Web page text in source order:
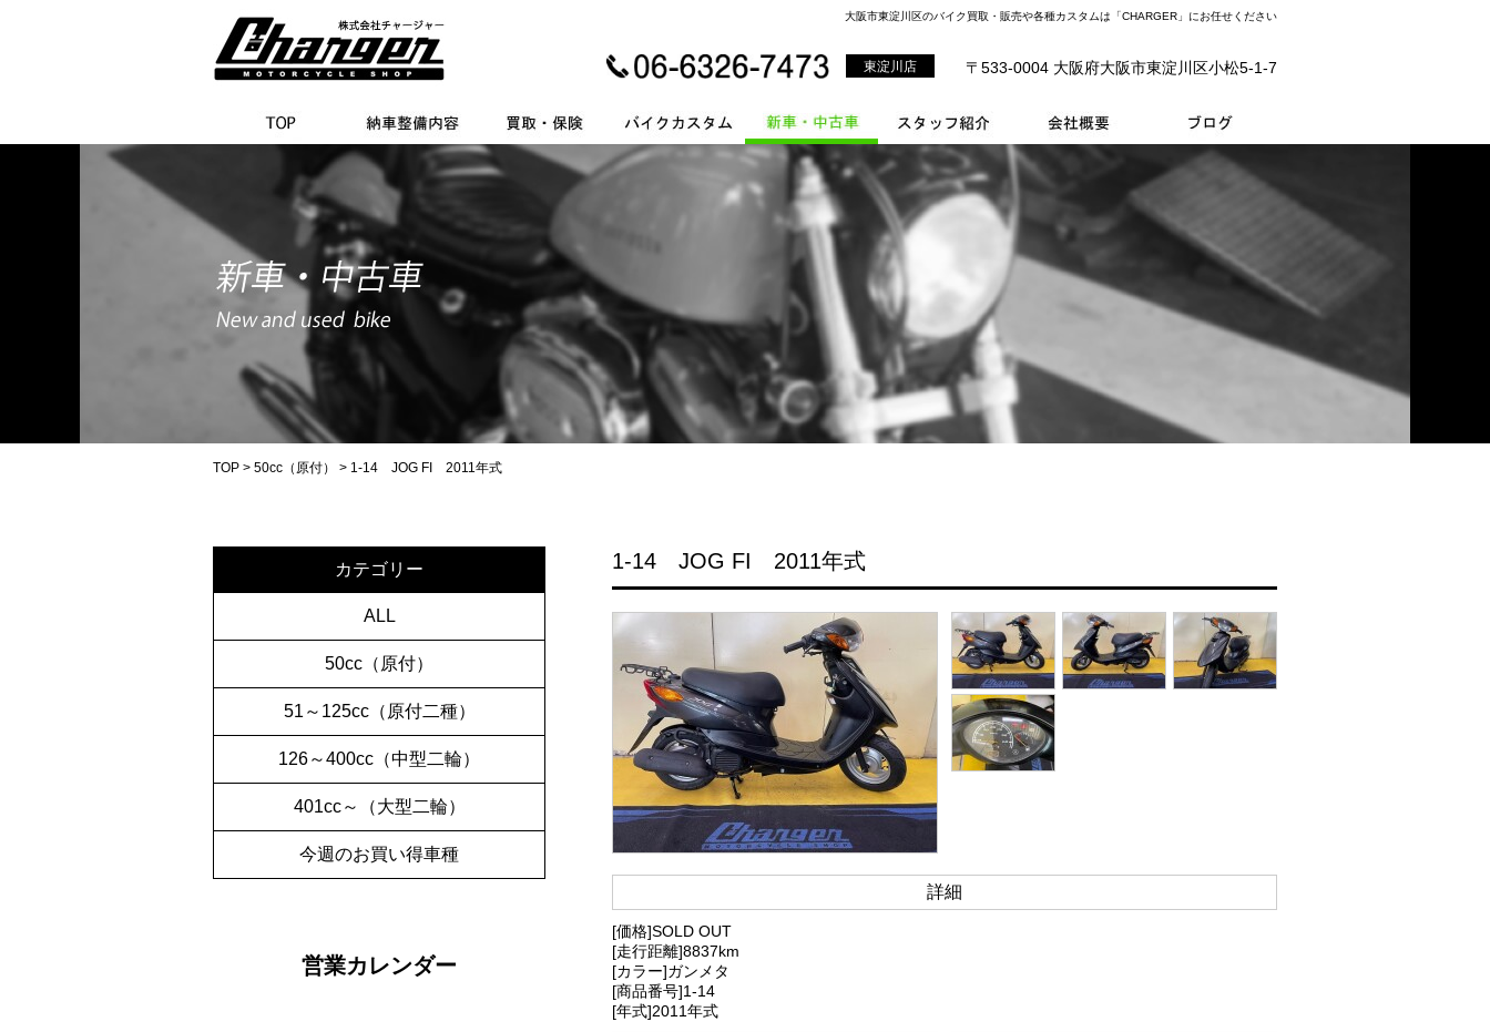
大阪市東淀川区のバイク買取・販売や各種カスタムは「CHARGER」にお任せください
東淀川店 〒533-0004 大阪府大阪市東淀川区小松5-1-7
TOP > 50cc（原付） > 1-14 JOG FI 2011年式
1-14 JOG FI 2011年式
詳細
[価格]SOLD OUT
[走行距離]8837km
[カラー]ガンメタ
[商品番号]1-14
[年式]2011年式
カテゴリー
ALL
50cc（原付）
51～125cc（原付二種）
126～400cc（中型二輪）
401cc～（大型二輪）
今週のお買い得車種
営業カレンダー